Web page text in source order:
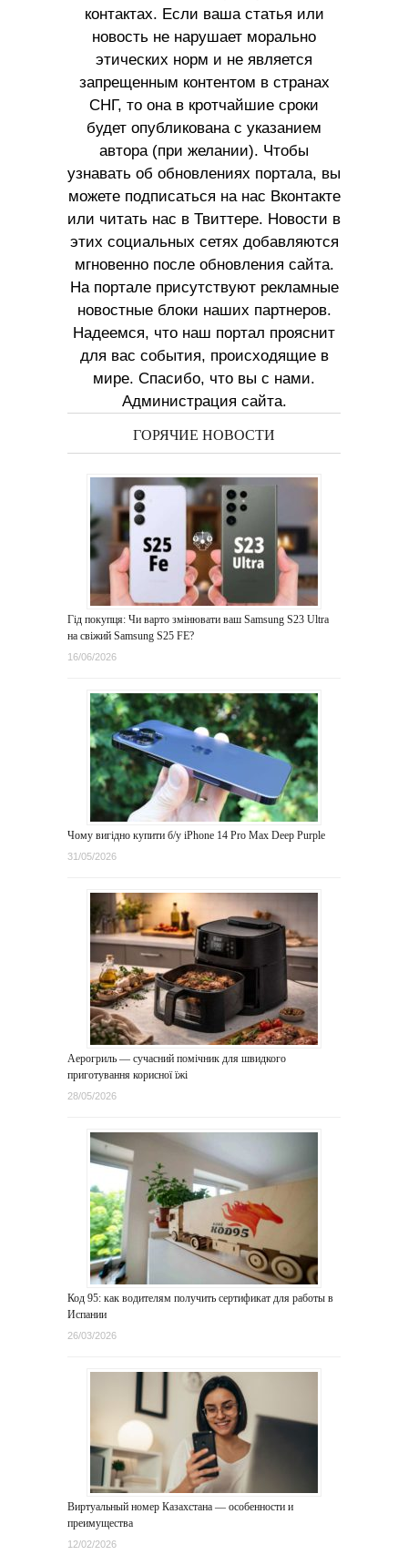
контактах. Если ваша статья или
новость не нарушает морально
этических норм и не является
запрещенным контентом в странах
СНГ, то она в кротчайшие сроки
будет опубликована с указанием
автора (при желании). Чтобы
узнавать об обновлениях портала, вы
можете подписаться на нас Вконтакте
или читать нас в Твиттере. Новости в
этих социальных сетях добавляются
мгновенно после обновления сайта.
На портале присутствуют рекламные
новостные блоки наших партнеров.
Надеемся, что наш портал прояснит
для вас события, происходящие в
мире. Спасибо, что вы с нами.
Администрация сайта.
ГОРЯЧИЕ НОВОСТИ
Гід покупця: Чи варто змінювати ваш Samsung S23 Ultra
на свіжий Samsung S25 FE?
16/06/2026
Чому вигідно купити б/у iPhone 14 Pro Max Deep Purple
31/05/2026
Аерогриль — сучасний помічник для швидкого
приготування корисної їжі
28/05/2026
Код 95: как водителям получить сертификат для работы в
Испании
26/03/2026
Виртуальный номер Казахстана — особенности и
преимущества
12/02/2026